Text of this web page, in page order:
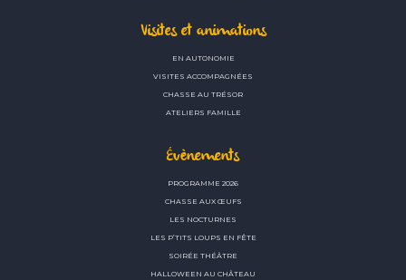
Visites et animations
EN AUTONOMIE
VISITES ACCOMPAGNÉES
CHASSE AU TRÉSOR
ATELIERS FAMILLE
Évènements
PROGRAMME 2026
CHASSE AUX ŒUFS
LES NOCTURNES
LES P’TITS LOUPS EN FÊTE
SOIRÉE THÉÂTRE
HALLOWEEN AU CHÂTEAU